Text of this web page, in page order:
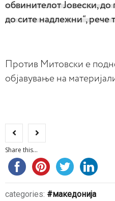
обвинителот Јовески,
до сите надлежни“, рече
Против Митовски е
објавување на
Share this...
categories:
македонија